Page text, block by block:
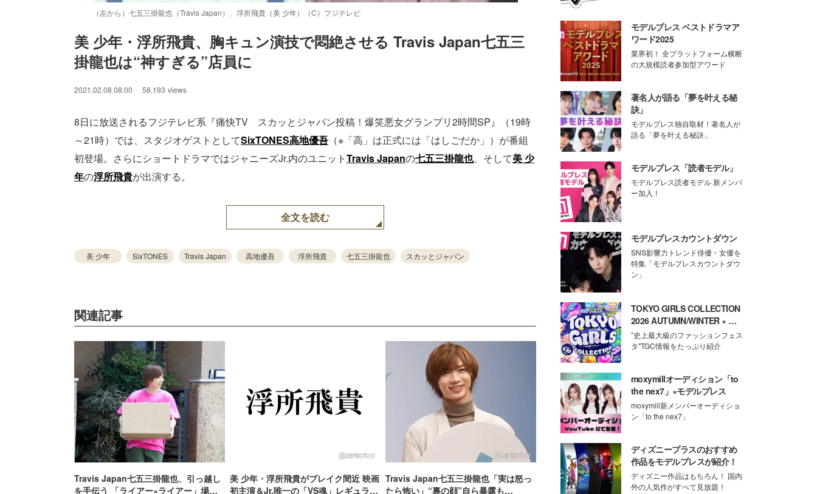
（左から）七五三掛龍也（Travis Japan）、浮所飛貴（美 少年）（C）フジテレビ
Unmute
美 少年・浮所飛貴、胸キュン演技で悶絶させる Travis Japan七五三
掛龍也は“神すぎる”店員に
2021.02.08 08:00 58,193 views
8日に放送されるフジテレビ系『痛快TV スカッとジャパン投稿！爆笑悪女グランプリ2時間SP』（19時
～21時）では、スタジオゲストとしてSixTONES高地優吾 （※「高」は正式には「はしごだか」）が番組
初登場。さらにショートドラマではジャニーズJr.内のユニットTravis Japanの七五三掛龍也、そして美 少
年の浮所飛貴が出演する。
全文を読む
美 少年 SixTONES Travis Japan 高地優吾 浮所飛貴 七五三掛龍也 スカッとジャパン
関連記事
Travis Japan七五三掛龍也、引っ越し
を手伝う 「ライアー×ライアー」場面
美 少年・浮所飛貴がブレイク間近 映画
初主演＆Jr.唯一の「VS魂」レギュラー
Travis Japan七五三掛龍也「実は怒っ
たら怖い」“裏の顔”自ら暴露も
モデルプレス ベストドラマア
ワード2025
業界初！ 全プラットフォーム横断
の大規模読者参加型アワード
著名人が語る「夢を叶える秘
訣」
モデルプレス独自取材！著名人が
語る「夢を叶える秘訣」
モデルプレス「読者モデル」
モデルプレス読者モデル 新メンバ
ー加入！
モデルプレスカウントダウン
SNS影響力トレンド俳優・女優を
特集「モデルプレスカウントダウ
ン」
TOKYO GIRLS COLLECTION
2026 AUTUMN/WINTER × モ
デルプレス
"史上最大級のファッションフェス
タ"TGC情報をたっぷり紹介
moxymillオーディション「to
the nex7」×モデルプレス
moxymill新メンバーオーディショ
ン「to the nex7」
ディズニープラスのおすすめ
作品をモデルプレスが紹介！
ディズニー作品はもちろん！ 国内
外の人気作がすべて見放題！